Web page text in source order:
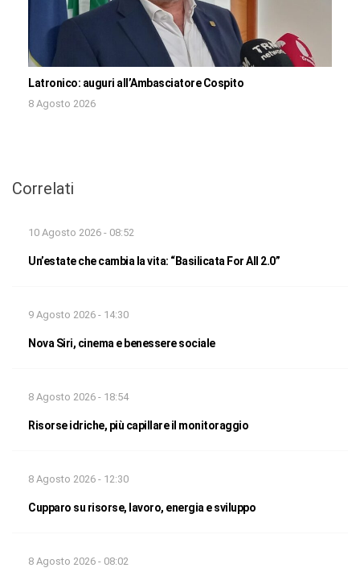
Latronico: auguri all’Ambasciatore Cospito
8 Agosto 2026
Correlati
10 Agosto 2026 - 08:52
Un’estate che cambia la vita: “Basilicata For All 2.0”
9 Agosto 2026 - 14:30
Nova Siri, cinema e benessere sociale
8 Agosto 2026 - 18:54
Risorse idriche, più capillare il monitoraggio
8 Agosto 2026 - 12:30
Cupparo su risorse, lavoro, energia e sviluppo
8 Agosto 2026 - 08:02